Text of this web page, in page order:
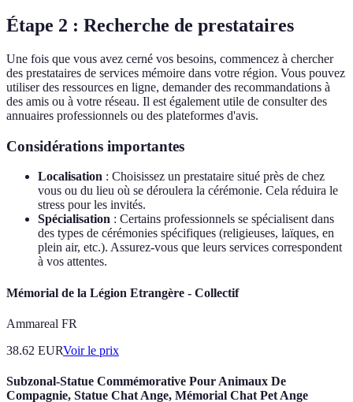
Étape 2 : Recherche de prestataires
Une fois que vous avez cerné vos besoins, commencez à chercher
des prestataires de services mémoire dans votre région. Vous pouvez
utiliser des ressources en ligne, demander des recommandations à
des amis ou à votre réseau. Il est également utile de consulter des
annuaires professionnels ou des plateformes d'avis.
Considérations importantes
Localisation : Choisissez un prestataire situé près de chez
vous ou du lieu où se déroulera la cérémonie. Cela réduira le
stress pour les invités.
Spécialisation : Certains professionnels se spécialisent dans
des types de cérémonies spécifiques (religieuses, laïques, en
plein air, etc.). Assurez-vous que leurs services correspondent
à vos attentes.
Mémorial de la Légion Etrangère - Collectif
Ammareal FR
38.62 EURVoir le prix
Subzonal-Statue Commémorative Pour Animaux De
Compagnie, Statue Chat Ange, Mémorial Chat Pet Ange